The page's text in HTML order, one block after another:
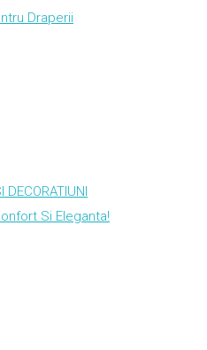
Draperii
DECORATIUNI
Si Eleganta!